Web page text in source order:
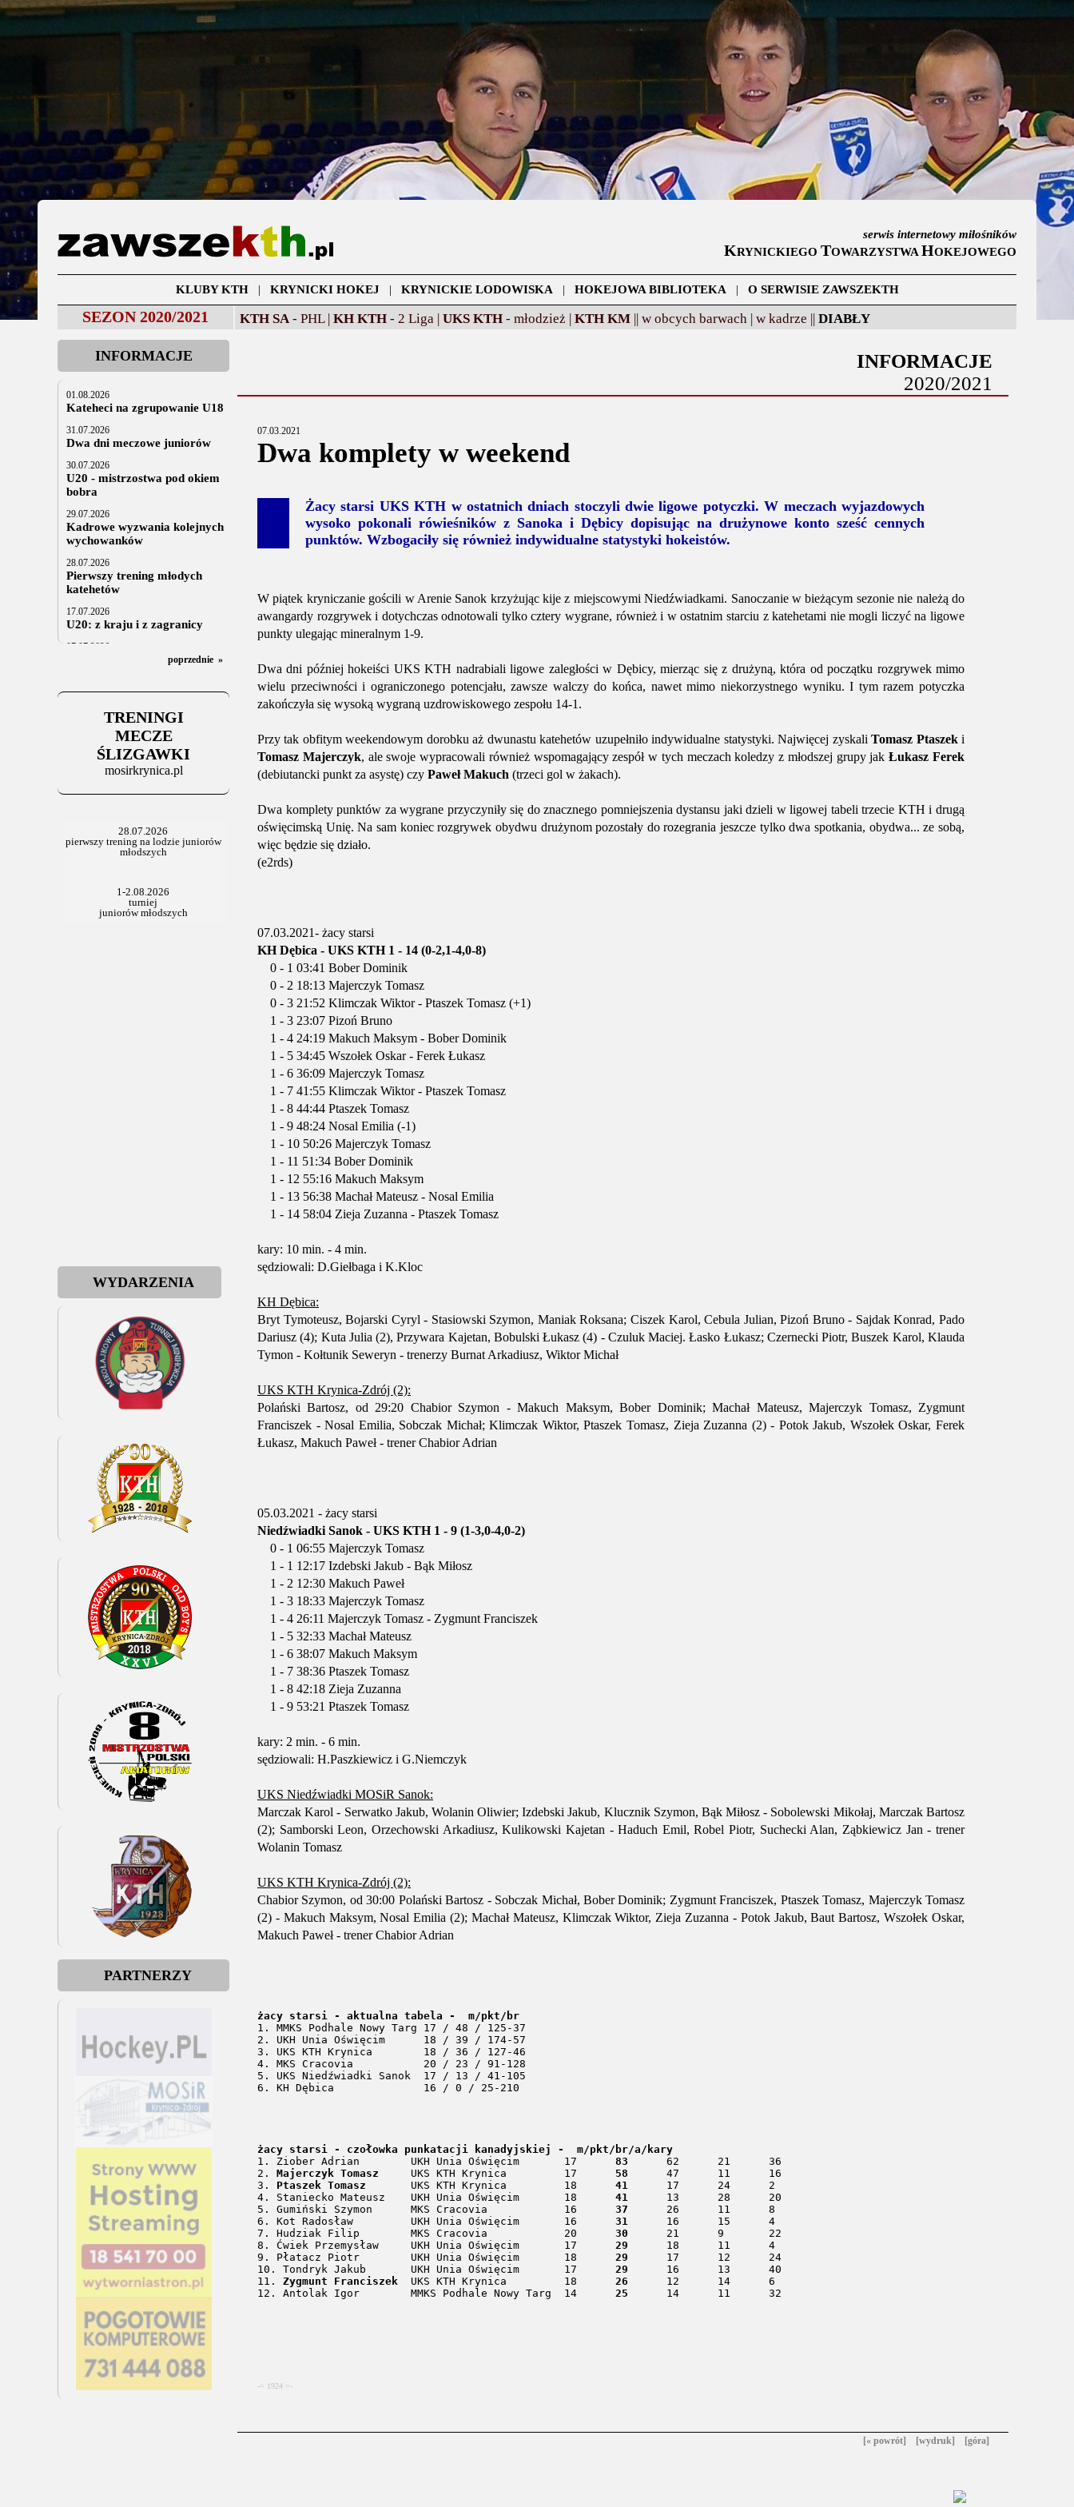
serwis internetowy miłośników
KRYNICKIEGO TOWARZYSTWA HOKEJOWEGO
KLUBY KTH| KRYNICKI HOKEJ | KRYNICKIE LODOWISKA | HOKEJOWA BIBLIOTEKA | O SERWISIE ZAWSZEKTH
SEZON 2020/2021 KTH SA - PHL | KH KTH - 2 Liga | UKS KTH - młodzież | KTH KM || w obcych barwach | w kadrze || DIABŁY
INFORMACJE
01.08.2026
Kateheci na zgrupowanie U18
31.07.2026
Dwa dni meczowe juniorów
30.07.2026
U20 - mistrzostwa pod okiem
bobra
29.07.2026
Kadrowe wyzwania kolejnych
wychowanków
28.07.2026
Pierwszy trening młodych
katehetów
17.07.2026
U20: z kraju i z zagranicy
07.07.2026
Za trzy tygodnie na lód
Stowarzyszenie po Walnym
poprzednie »
TRENINGI
MECZE
ŚLIZGAWKI
mosirkrynica.pl
WYDARZENIA
PARTNERZY
INFORMACJE
2020/2021
07.03.2021
Dwa komplety w weekend
Żacy starsi UKS KTH w ostatnich dniach stoczyli dwie ligowe potyczki. W meczach wyjazdowych
wysoko pokonali rówieśników z Sanoka i Dębicy dopisując na drużynowe konto sześć cennych
punktów. Wzbogaciły się również indywidualne statystyki hokeistów.
W piątek kryniczanie gościli w Arenie Sanok krzyżując kije z miejscowymi Niedźwiadkami. Sanoczanie w bieżącym sezonie nie należą do
awangardy rozgrywek i dotychczas odnotowali tylko cztery wygrane, również i w ostatnim starciu z katehetami nie mogli liczyć na ligowe
punkty ulegając mineralnym 1-9.
Dwa dni później hokeiści UKS KTH nadrabiali ligowe zaległości w Dębicy, mierząc się z drużyną, która od początku rozgrywek mimo
wielu przeciwności i ograniczonego potencjału, zawsze walczy do końca, nawet mimo niekorzystnego wyniku. I tym razem potyczka
zakończyła się wysoką wygraną uzdrowiskowego zespołu 14-1.
Przy tak obfitym weekendowym dorobku aż dwunastu katehetów uzupełniło indywidualne statystyki. Najwięcej zyskaliTomasz Ptaszeki
Tomasz Majerczyk, ale swoje wypracowali również wspomagający zespół w tych meczach koledzy z młodszej grupy jakŁukasz Ferek
(debiutancki punkt za asystę) czy Paweł Makuch (trzeci gol w żakach).
Dwa komplety punktów za wygrane przyczyniły się do znacznego pomniejszenia dystansu jaki dzieli w ligowej tabeli trzecie KTH i drugą
oświęcimską Unię. Na sam koniec rozgrywek obydwu drużynom pozostały do rozegrania jeszcze tylko dwa spotkania, obydwa... ze sobą,
więc będzie się działo.
(e2rds)
07.03.2021- żacy starsi
KH Dębica - UKS KTH 1 - 14 (0-2,1-4,0-8)
0 - 1 03:41 Bober Dominik
0 - 2 18:13 Majerczyk Tomasz
0 - 3 21:52 Klimczak Wiktor - Ptaszek Tomasz (+1)
1 - 3 23:07 Pizoń Bruno
1 - 4 24:19 Makuch Maksym - Bober Dominik
1 - 5 34:45 Wszołek Oskar - Ferek Łukasz
1 - 6 36:09 Majerczyk Tomasz
1 - 7 41:55 Klimczak Wiktor - Ptaszek Tomasz
1 - 8 44:44 Ptaszek Tomasz
1 - 9 48:24 Nosal Emilia (-1)
1 - 10 50:26 Majerczyk Tomasz
1 - 11 51:34 Bober Dominik
1 - 12 55:16 Makuch Maksym
1 - 13 56:38 Machał Mateusz - Nosal Emilia
1 - 14 58:04 Zieja Zuzanna - Ptaszek Tomasz
kary: 10 min. - 4 min.
sędziowali: D.Giełbaga i K.Kloc
KH Dębica:
Bryt Tymoteusz, Bojarski Cyryl - Stasiowski Szymon, Maniak Roksana; Ciszek Karol, Cebula Julian, Pizoń Bruno - Sajdak Konrad, Pado
Dariusz (4); Kuta Julia (2), Przywara Kajetan, Bobulski Łukasz (4) - Czuluk Maciej. Łasko Łukasz; Czernecki Piotr, Buszek Karol, Klauda
Tymon - Kołtunik Seweryn - trenerzy Burnat Arkadiusz, Wiktor Michał
UKS KTH Krynica-Zdrój (2):
Polański Bartosz, od 29:20 Chabior Szymon - Makuch Maksym, Bober Dominik; Machał Mateusz, Majerczyk Tomasz, Zygmunt
Franciszek - Nosal Emilia, Sobczak Michał; Klimczak Wiktor, Ptaszek Tomasz, Zieja Zuzanna (2) - Potok Jakub, Wszołek Oskar, Ferek
Łukasz, Makuch Paweł - trener Chabior Adrian
05.03.2021 - żacy starsi
Niedźwiadki Sanok - UKS KTH 1 - 9 (1-3,0-4,0-2)
0 - 1 06:55 Majerczyk Tomasz
1 - 1 12:17 Izdebski Jakub - Bąk Miłosz
1 - 2 12:30 Makuch Paweł
1 - 3 18:33 Majerczyk Tomasz
1 - 4 26:11 Majerczyk Tomasz - Zygmunt Franciszek
1 - 5 32:33 Machał Mateusz
1 - 6 38:07 Makuch Maksym
1 - 7 38:36 Ptaszek Tomasz
1 - 8 42:18 Zieja Zuzanna
1 - 9 53:21 Ptaszek Tomasz
kary: 2 min. - 6 min.
sędziowali: H.Paszkiewicz i G.Niemczyk
UKS Niedźwiadki MOSiR Sanok:
Marczak Karol - Serwatko Jakub, Wolanin Oliwier; Izdebski Jakub, Klucznik Szymon, Bąk Miłosz - Sobolewski Mikołaj, Marczak Bartosz
(2); Samborski Leon, Orzechowski Arkadiusz, Kulikowski Kajetan - Haduch Emil, Robel Piotr, Suchecki Alan, Ząbkiewicz Jan - trener
Wolanin Tomasz
UKS KTH Krynica-Zdrój (2):
Chabior Szymon, od 30:00 Polański Bartosz - Sobczak Michał, Bober Dominik; Zygmunt Franciszek, Ptaszek Tomasz, Majerczyk Tomasz
(2) - Makuch Maksym, Nosal Emilia (2); Machał Mateusz, Klimczak Wiktor, Zieja Zuzanna - Potok Jakub, Baut Bartosz, Wszołek Oskar,
Makuch Paweł - trener Chabior Adrian
żacy starsi - aktualna tabela -  m/pkt/br
1. MMKS Podhale Nowy Targ 17 / 48 / 125-37
2. UKH Unia Oświęcim	  18 / 39 / 174-57
3. UKS KTH Krynica        18 / 36 / 127-46
4. MKS Cracovia           20 / 23 / 91-128
5. UKS Niedźwiadki Sanok  17 / 13 / 41-105
żacy starsi - czołowka punkatacji kanadyjskiej -  m/pkt/br/a/kary
83
2. Majerczyk Tomasz 58
3. Ptaszek Tomasz 41
41
37
31
30
29
29
29
11. Zygmunt Franciszek 26
25
-= 1924 =-
[« powrót] [wydruk] [góra]